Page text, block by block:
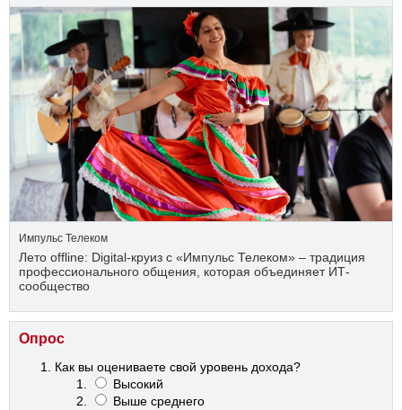
Импульс Телеком
Лето offline: Digital-круиз с «Импульс Телеком» – традиция
профессионального общения, которая объединяет ИТ-
сообщество
Опрос
Как вы оцениваете свой уровень дохода?
Высокий
Выше среднего